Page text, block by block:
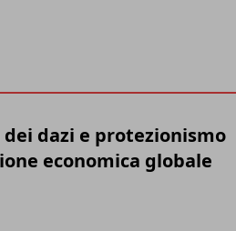
dazi e protezionismo
economica globale